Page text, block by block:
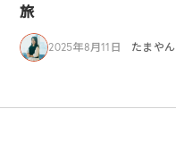
旅
2025年8月11日 たまやん